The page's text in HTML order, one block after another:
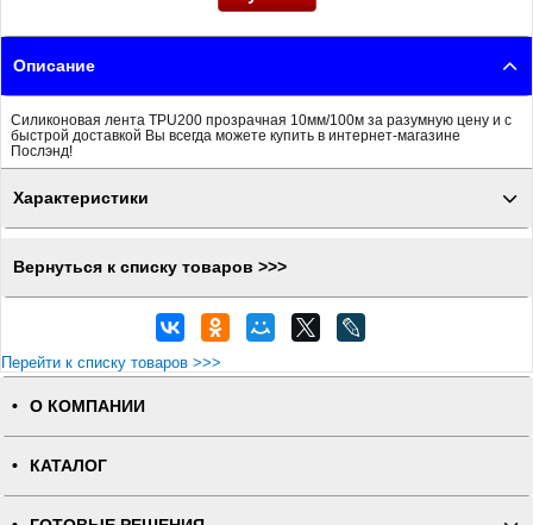
Описание
Силиконовая лента TPU200 прозрачная 10мм/100м за разумную цену и с
быстрой доставкой Вы всегда можете купить в интернет-магазине
Послэнд!
Характеристики
Вернуться к списку товаров >>>
Перейти к списку товаров >>>
О КОМПАНИИ
КАТАЛОГ